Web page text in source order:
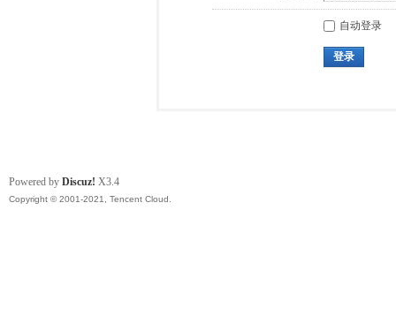
自动登录
登录
Powered by Discuz! X3.4
Copyright © 2001-2021, Tencent Cloud.